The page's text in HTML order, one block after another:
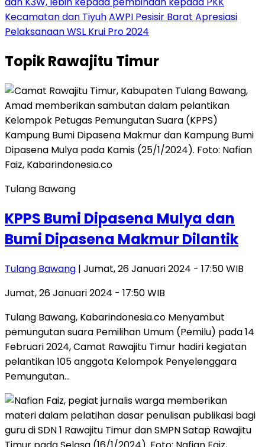
Kecamatan dan TiyuhAWPI Pesisir Barat Apresiasi
Pelaksanaan WSL Krui Pro 2024
TopikRawajitu Timur
Tulang Bawang
KPPS Bumi Dipasena Mulya dan
Bumi Dipasena Makmur Dilantik
Tulang Bawang | Jumat, 26 Januari 2024 - 17:50 WIB
Jumat, 26 Januari 2024 - 17:50 WIB
Tulang Bawang, Kabarindonesia.co Menyambut
pemungutan suara Pemilihan Umum (Pemilu) pada 14
Februari 2024, Camat Rawajitu Timur hadiri kegiatan
pelantikan 105 anggota Kelompok Penyelenggara
Pemungutan…